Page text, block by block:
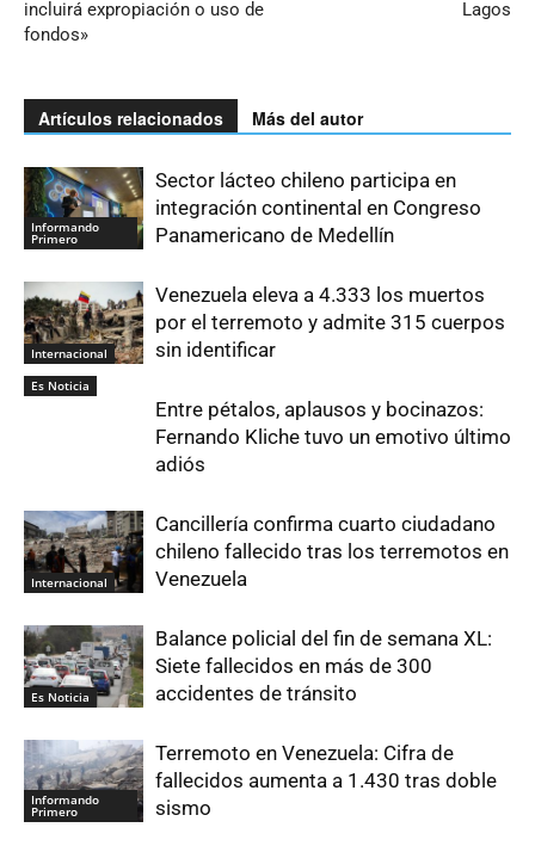
incluirá expropiación o uso de
fondos»
Lagos
Artículos relacionados Más del autor
Informando
Primero
Sector lácteo chileno participa en
integración continental en Congreso
Panamericano de Medellín
Internacional
Venezuela eleva a 4.333 los muertos
por el terremoto y admite 315 cuerpos
sin identificar
Es Noticia
Entre pétalos, aplausos y bocinazos:
Fernando Kliche tuvo un emotivo último
adiós
Internacional
Cancillería confirma cuarto ciudadano
chileno fallecido tras los terremotos en
Venezuela
Es Noticia
Balance policial del fin de semana XL:
Siete fallecidos en más de 300
accidentes de tránsito
Informando
Primero
Terremoto en Venezuela: Cifra de
fallecidos aumenta a 1.430 tras doble
sismo